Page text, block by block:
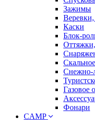
Зажимы
Каски
Блок-
Снежно-
Газовое
Фонари
CAMP